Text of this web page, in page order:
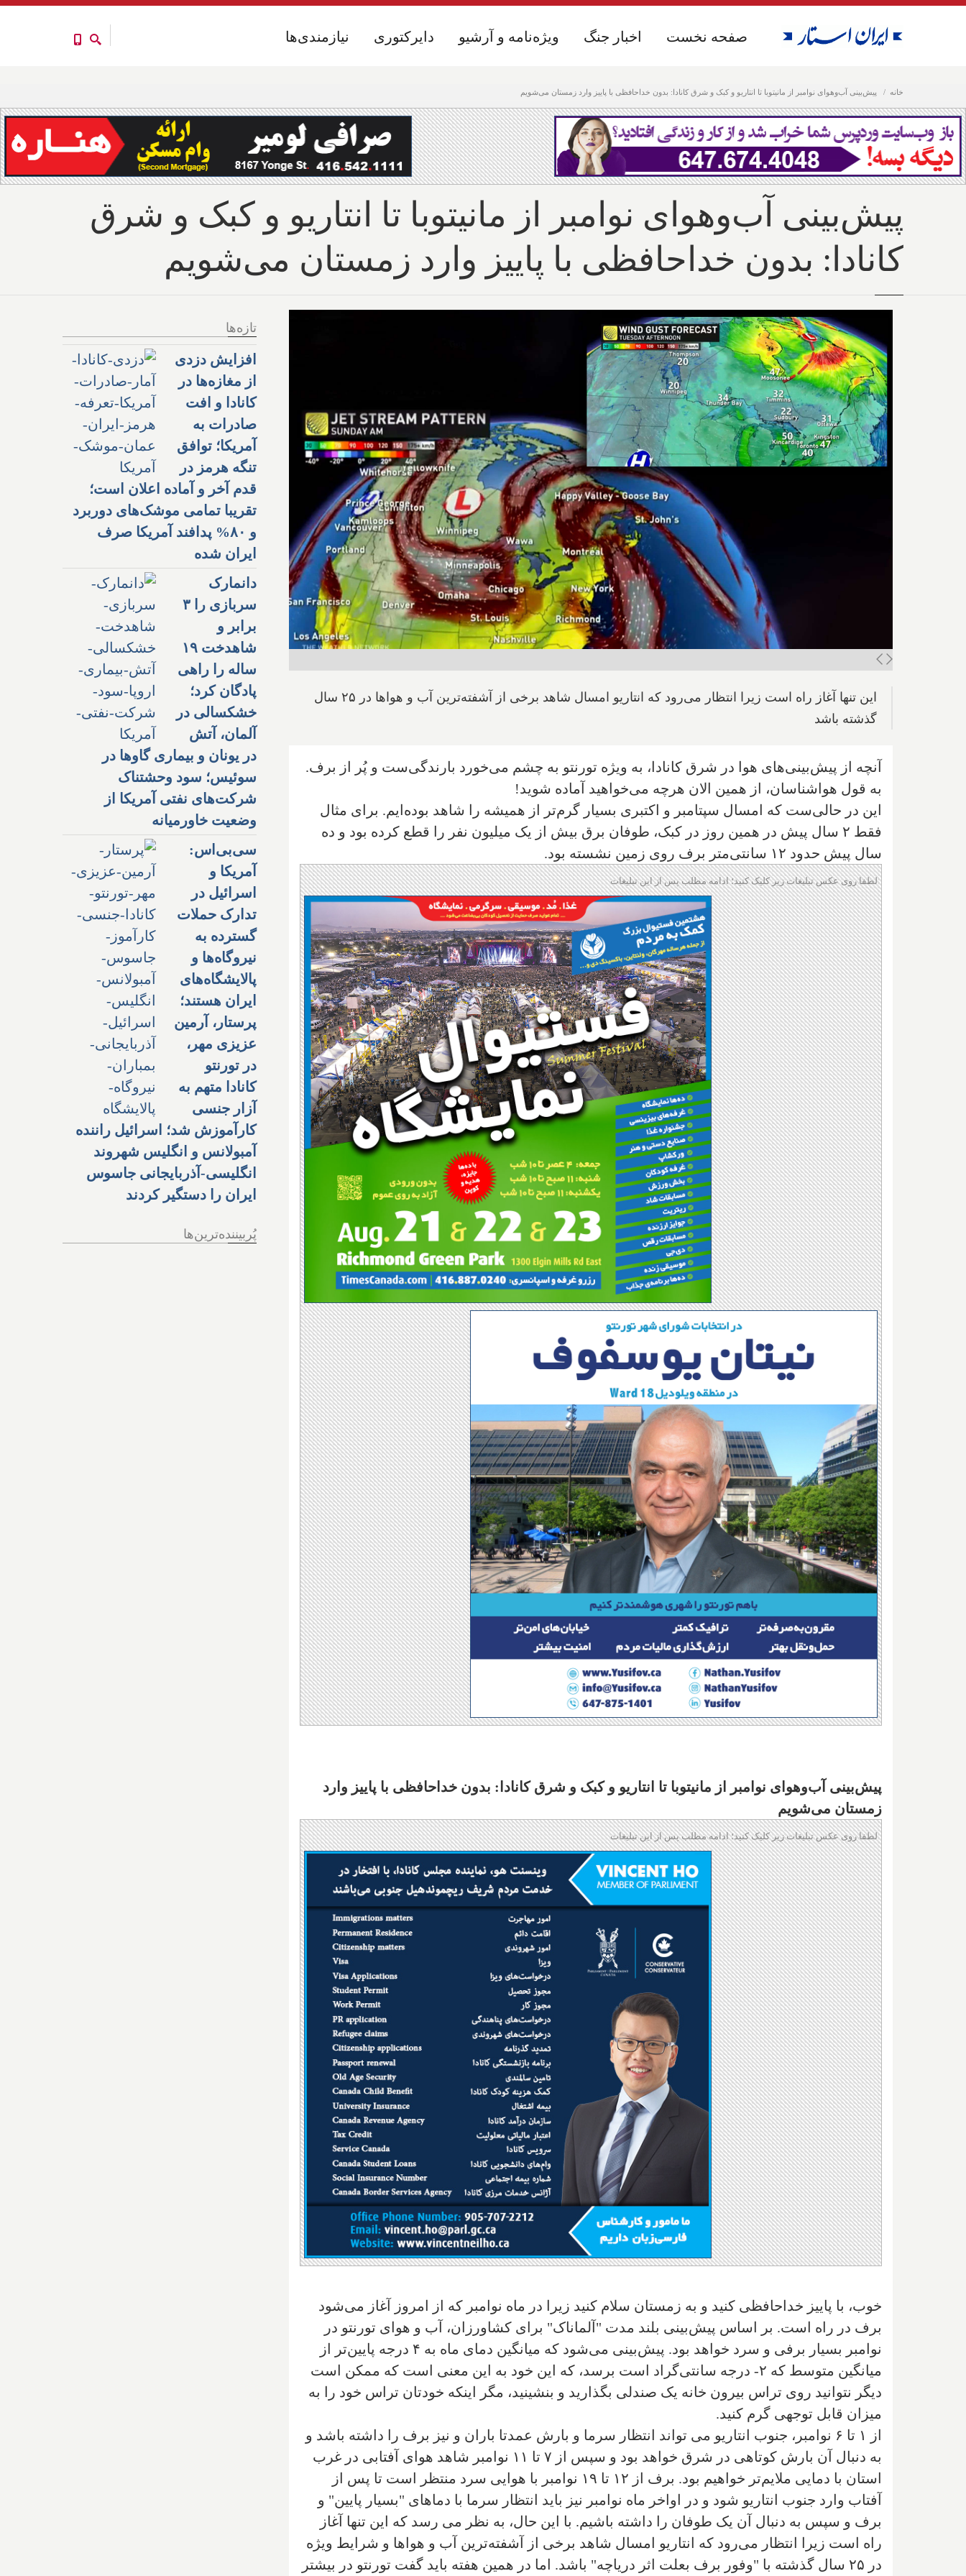
خانه پیش‌بینی آب‌وهوای نوامبر از مانیتوبا تا انتاریو و کبک و شرق کانادا: بدون خداحافظی با پاییز وارد زمستان می‌شویم
نیازمندی‌ها دایرکتوری ویژه‌نامه و آرشیو اخبار جنگ صفحه نخست نیازمندی‌ها دایرکتوری ویژه‌نامه و آرشیو اخبار جنگ صفحه نخست
پیش‌بینی آب‌وهوای نوامبر از مانیتوبا تا انتاریو و کبک و شرق
کانادا: بدون خداحافظی با پاییز وارد زمستان می‌شویم
این تنها آغاز راه است زیرا انتظار می‌رود که انتاریو امسال شاهد برخی از آشفته‌ترین آب و هواها در ۲۵ سال
گذشته باشد
آنچه از پیش‌بینی‌های هوا در شرق کانادا، به ویژه تورنتو به چشم می‌خورد بارندگی‌ست و پُر از برف.
به قول هواشناسان، از همین الان هرچه می‌خواهید آماده شوید!
این در حالی‌ست که امسال سپتامبر و اکتبری بسیار گرم‌تر از همیشه را شاهد بوده‌ایم. برای مثال
فقط ۲ سال پیش در همین روز در کبک، طوفان برق بیش از یک میلیون نفر را قطع کرده بود و ده
سال پیش حدود ۱۲ سانتی‌متر برف روی زمین نشسته بود.
لطفا روی عکس تبلیغات زیر کلیک کنید؛ ادامه مطلب پس از این تبلیغات
پیش‌بینی آب‌وهوای نوامبر از مانیتوبا تا انتاریو و کبک و شرق کانادا: بدون خداحافظی با پاییز وارد
زمستان می‌شویم
لطفا روی عکس تبلیغات زیر کلیک کنید؛ ادامه مطلب پس از این تبلیغات
خوب، با پاییز خداحافظی کنید و به زمستان سلام کنید زیرا در ماه نوامبر که از امروز آغاز می‌شود
برف در راه است. بر اساس پیش‌بینی بلند مدت "آلماناک" برای کشاورزان، آب و هوای تورنتو در
نوامبر بسیار برفی و سرد خواهد بود. پیش‌بینی می‌شود که میانگین دمای ماه به ۴ درجه پایین‌تر از
میانگین متوسط که ۲- درجه سانتی‌گراد است برسد، که این خود به این معنی است که ممکن است
دیگر نتوانید روی تراس بیرون خانه یک صندلی بگذارید و بنشینید، مگر اینکه خودتان تراس خود را به
میزان قابل توجهی گرم کنید.
از ۱ تا ۶ نوامبر، جنوب انتاریو می تواند انتظار سرما و بارش عمدتا باران و نیز برف را داشته باشد و
به دنبال آن بارش کوتاهی در شرق خواهد بود و سپس از ۷ تا ۱۱ نوامبر شاهد هوای آفتابی در غرب
استان با دمایی ملایم‌تر خواهیم بود. برف از ۱۲ تا ۱۹ نوامبر با هوایی سرد منتظر است تا پس از
آفتاب وارد جنوب انتاریو شود و در اواخر ماه نوامبر نیز باید انتظار سرما با دماهای "بسیار پایین" و
برف و سپس به دنبال آن یک طوفان را داشته باشیم. با این حال، به نظر می رسد که این تنها آغاز
راه است زیرا انتظار می‌رود که انتاریو امسال شاهد برخی از آشفته‌ترین آب و هواها و شرایط ویژه
در ۲۵ سال گذشته با "وفور برف بعلت اثر دریاچه" باشد. اما در همین هفته باید گفت تورنتو در بیشتر
تازه‌ها
افزایش دزدی
از مغازه‌ها در
کانادا و افت
صادرات به
آمریکا؛ توافق
تنگه هرمز در
قدم آخر و آماده اعلان است؛
تقریبا تمامی موشک‌های دوربرد
و ۸۰% پدافند آمریکا صرف
ایران شده
دانمارک
سربازی را ۳
برابر و
شاهدخت ۱۹
ساله را راهی
پادگان کرد؛
خشکسالی در
آلمان، آتش
در یونان و بیماری گاوها در
سوئیس؛ سود وحشتناک
شرکت‌های نفتی آمریکا از
وضعیت خاورمیانه
سی‌بی‌اس:
آمریکا و
اسرائیل در
تدارک حملات
گسترده به
نیروگاه‌ها و
پالایشگاه‌های
ایران هستند؛
پرستار، آرمین
عزیزی مهر،
در تورنتو
کانادا متهم به
آزار جنسی
کارآموزش شد؛ اسرائیل راننده
آمبولانس و انگلیس شهروند
انگلیسی-آذربایجانی جاسوس
ایران را دستگیر کردند
پُربیننده‌ترین‌ها